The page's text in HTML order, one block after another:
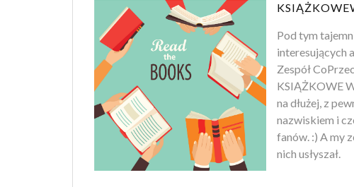
Pod tym
interesujących
Zespół
KSIĄŻKOWE
na dłużej, z
nazwiskiem i
fanów. :) A my
nich usłyszał.